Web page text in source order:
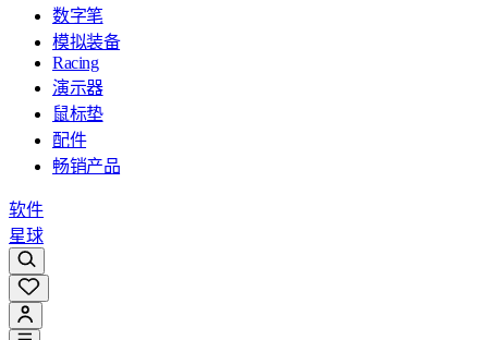
数字笔
模拟装备
Racing
演示器
鼠标垫
配件
畅销产品
软件
星球